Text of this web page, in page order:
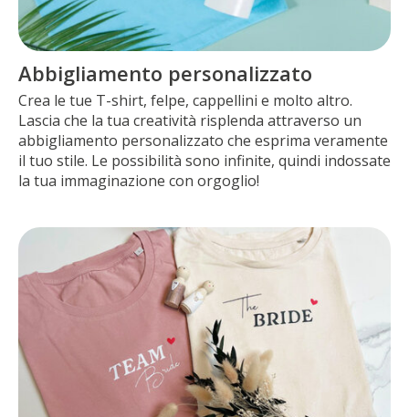
Abbigliamento personalizzato
Crea le tue T-shirt, felpe, cappellini e molto altro.
Lascia che la tua creatività risplenda attraverso un
abbigliamento personalizzato che esprima veramente
il tuo stile. Le possibilità sono infinite, quindi indossate
la tua immaginazione con orgoglio!